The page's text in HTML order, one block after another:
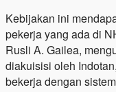
Kebijakan ini
pekerja yang ada di
Rusli A. Gailea,
diakuisisi oleh
bekerja dengan sistem